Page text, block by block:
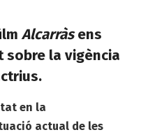
Alcarràsens
sobre la vigència
en la
actual de les